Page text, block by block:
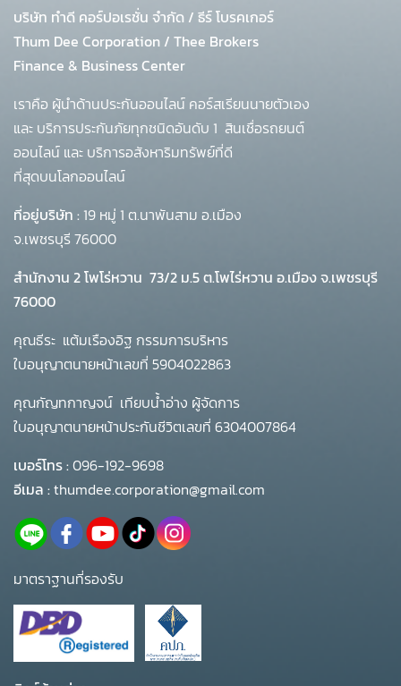
บริษัท ทำดี คอร์ปอเรชั่น จำกัด / ธีร์ โบรคเกอร์
Thum Dee Corporation / Thee Brokers
Finance & Business Center
เราคือ ผู้นำด้านประกันออนไลน์ คอร์สเรียนนายตัวเอง
และ บริการประกันภัยทุกชนิดอันดับ 1 สินเชื่อรถยนต์
ออนไลน์ และ บริการอสังหาริมทรัพย์ที่ดี
ที่สุดบนโลกออนไลน์
ที่อยู่บริษัท : 19 หมู่ 1 ต.นาพันสาม อ.เมือง
จ.เพชรบุรี 76000
สำนักงาน 2 โพโร่หวาน 73/2 ม.5 ต.โพไร่หวาน อ.เมือง จ.เพชรบุรี
76000
คุณธีระ แต้มเรืองอิฐ กรรมการบริหาร
ใบอนุญาตนายหน้าเลขที่ 5904022863
คุณกัญทกาญจน์ เทียบน้ำอ่าง ผู้จัดการ
ใบอนุญาตนายหน้าประกันชีวิตเลขที่ 6304007864
เบอร์โทร :096-192-9698
อีเมล :thumdee.corporation@gmail.com
มาตราฐานที่รองรับ